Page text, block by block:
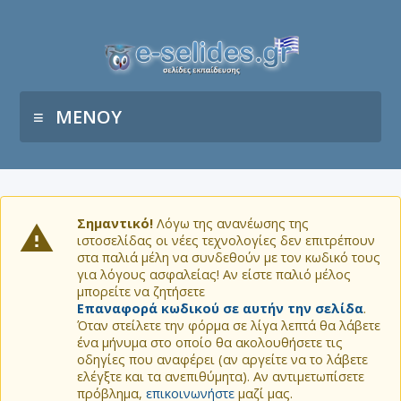
ΜΕΝΟΥ
Σημαντικό! Λόγω της ανανέωσης της
ιστοσελίδας οι νέες τεχνολογίες δεν επιτρέπουν
στα παλιά μέλη να συνδεθούν με τον κωδικό τους
για λόγους ασφαλείας! Αν είστε παλιό μέλος
μπορείτε να ζητήσετε
Επαναφορά κωδικού σε αυτήν την σελίδα.
Όταν στείλετε την φόρμα σε λίγα λεπτά θα λάβετε
ένα μήνυμα στο οποίο θα ακολουθήσετε τις
οδηγίες που αναφέρει (αν αργείτε να το λάβετε
ελέγξτε και τα ανεπιθύμητα). Αν αντιμετωπίσετε
πρόβλημα, επικοινωνήστε μαζί μας.